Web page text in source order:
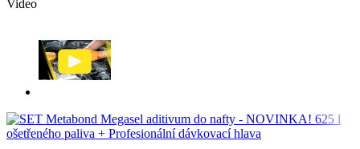
Video